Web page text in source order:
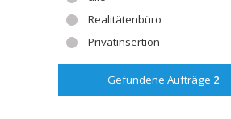
Realitätenbüro
Privatinsertion
Gefundene Aufträge 2